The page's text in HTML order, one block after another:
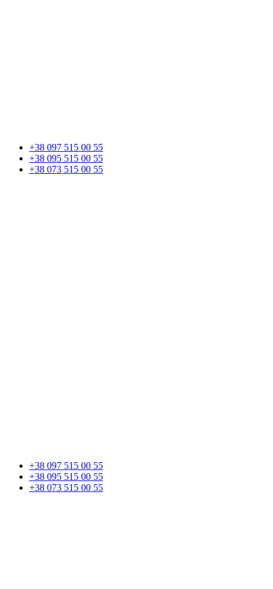
+38 097 515 00 55
+38 095 515 00 55
+38 073 515 00 55
+38 097 515 00 55
+38 095 515 00 55
+38 073 515 00 55